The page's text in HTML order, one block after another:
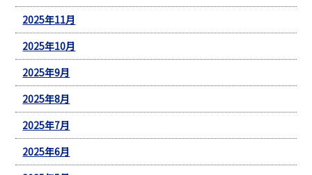
2025年11月
2025年10月
2025年9月
2025年8月
2025年7月
2025年6月